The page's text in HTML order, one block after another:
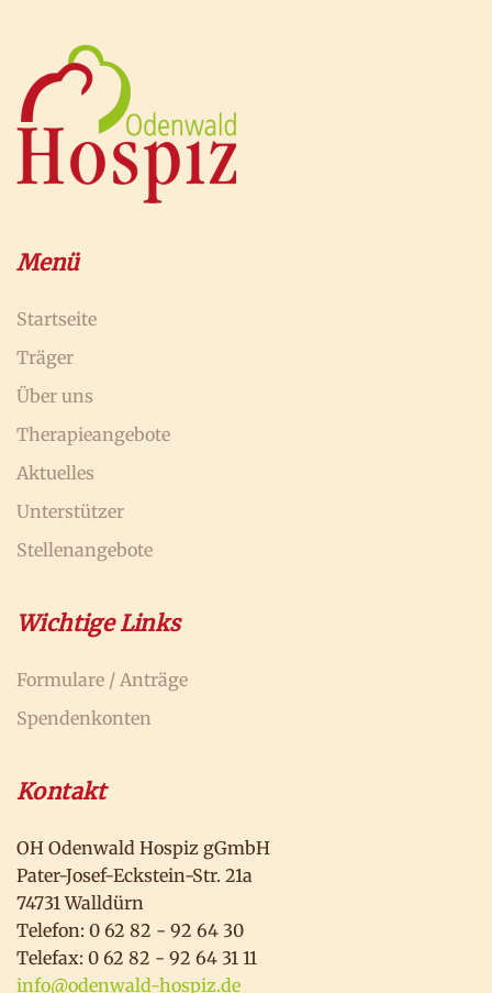
Menü
Startseite
Träger
Über uns
Therapieangebote
Aktuelles
Unterstützer
Stellenangebote
Wichtige Links
Formulare / Anträge
Spendenkonten
Kontakt
OH Odenwald Hospiz gGmbH
Pater-Josef-Eckstein-Str. 21a
74731 Walldürn
Telefon: 0 62 82 - 92 64 30
Telefax: 0 62 82 - 92 64 31 11
info@odenwald-hospiz.de